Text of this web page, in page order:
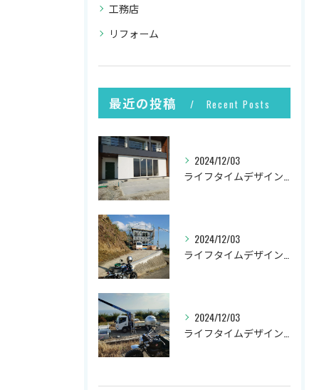
工務店
リフォーム
最近の投稿 Recent Posts
2024/12/03
2024/12/03
2024/12/03